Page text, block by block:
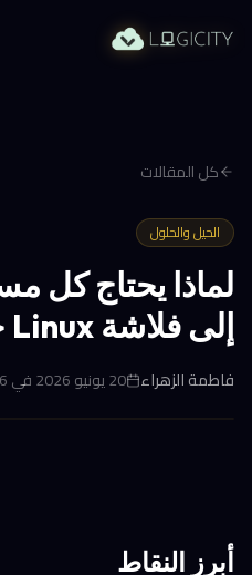
كل المقالات
الحيل والحلول
إلى فلاشة Linux جاهزة للطوارئ؟
فاطمة الزهراء 20 يونيو 2026 في 12:56 م
أبرز النقاط